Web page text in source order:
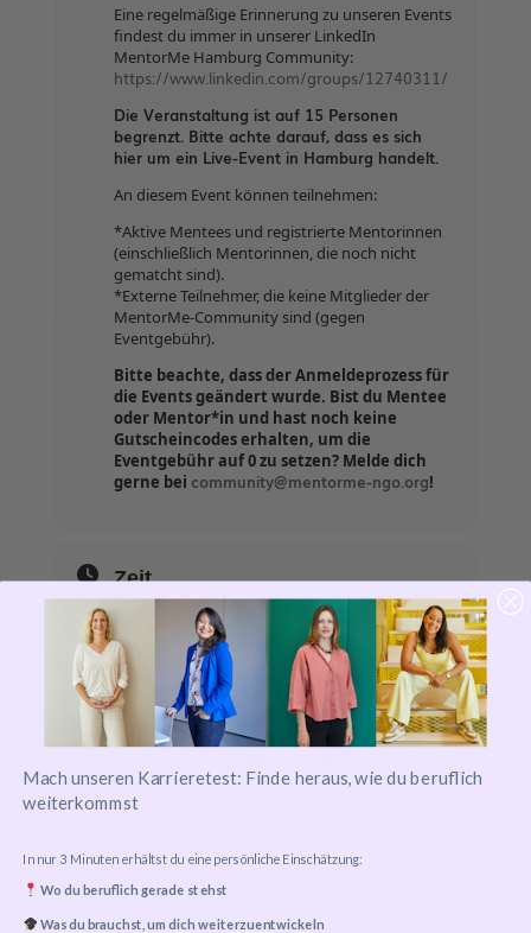
Eine regelmäßige Erinnerung zu unseren Events
findest du immer in unserer LinkedIn
MentorMe Hamburg Community:
https://www.linkedin.com/groups/12740311/
Die Veranstaltung ist auf 15 Personen
begrenzt. Bitte achte darauf, dass es sich
hier um ein Live-Event in Hamburg handelt.
An diesem Event können teilnehmen:
*Aktive Mentees und registrierte Mentorinnen
(einschließlich Mentorinnen, die noch nicht
gematcht sind).
*Externe Teilnehmer, die keine Mitglieder der
MentorMe-Community sind (gegen
Eventgebühr).
Bitte beachte, dass der Anmeldeprozess für
die Events geändert wurde. Bist du Mentee
oder Mentor*in und hast noch keine
Gutscheincodes erhalten, um die
Eventgebühr auf 0 zu setzen? Melde dich
gerne bei community@mentorme-ngo.org!
Zeit
14.03.202418:30
Event-Ticket
this event!
Mach unseren Karrieretest: Finde heraus, wie du beruflich
weiterkommst
In nur 3 Minuten erhältst du eine persönliche Einschätzung:
Wo du beruflich gerade stehst
Was du brauchst, um dich weiterzuentwickeln